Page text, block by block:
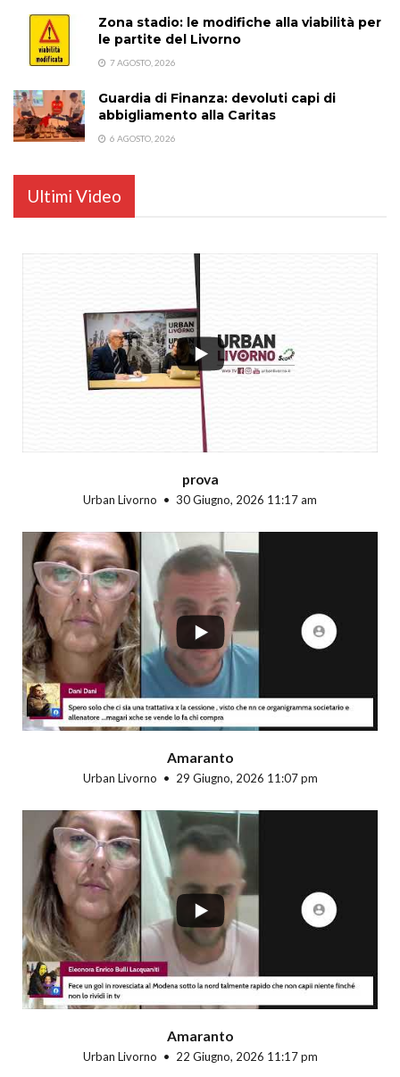
Zona stadio: le modifiche alla viabilità per
le partite del Livorno
7 AGOSTO, 2026
Guardia di Finanza: devoluti capi di
abbigliamento alla Caritas
6 AGOSTO, 2026
Ultimi Video
prova
Urban Livorno 30 Giugno, 2026 11:17 am
Amaranto
Urban Livorno 29 Giugno, 2026 11:07 pm
Amaranto
Urban Livorno 22 Giugno, 2026 11:17 pm